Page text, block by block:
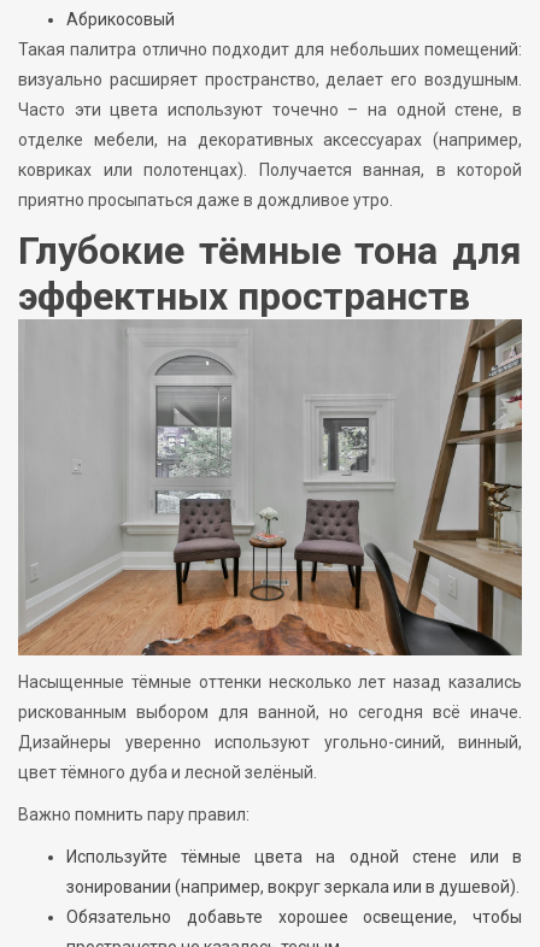
Абрикосовый
Такая палитра отлично подходит для небольших помещений:
визуально расширяет пространство, делает его воздушным.
Часто эти цвета используют точечно – на одной стене, в
отделке мебели, на декоративных аксессуарах (например,
ковриках или полотенцах). Получается ванная, в которой
приятно просыпаться даже в дождливое утро.
Глубокие тёмные тона для
эффектных пространств
Насыщенные тёмные оттенки несколько лет назад казались
рискованным выбором для ванной, но сегодня всё иначе.
Дизайнеры уверенно используют угольно-синий, винный,
цвет тёмного дуба и лесной зелёный.
Важно помнить пару правил:
Используйте тёмные цвета на одной стене или в
зонировании (например, вокруг зеркала или в душевой).
Обязательно добавьте хорошее освещение, чтобы